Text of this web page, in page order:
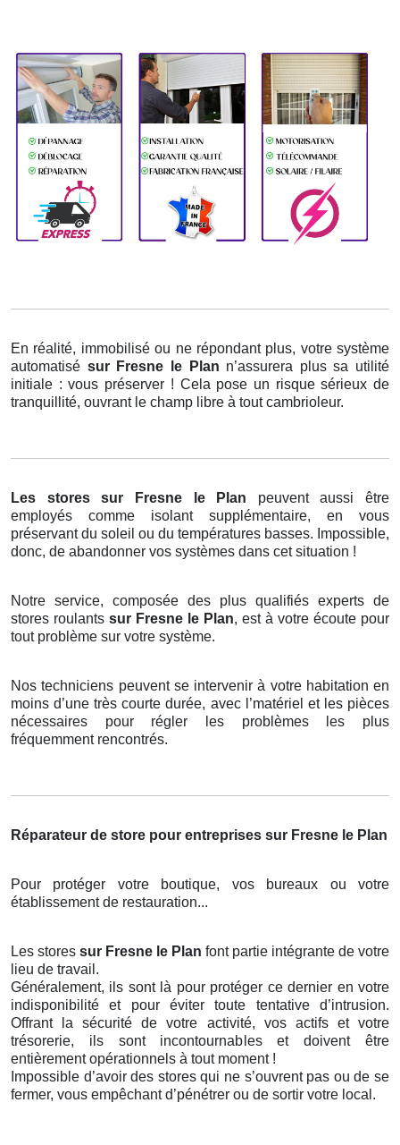
En réalité, immobilisé ou ne répondant plus, votre système
automatisé sur Fresne le Plan n’assurera plus sa utilité
initiale : vous préserver ! Cela pose un risque sérieux de
tranquillité, ouvrant le champ libre à tout cambrioleur.
Les stores sur Fresne le Plan peuvent aussi être
employés comme isolant supplémentaire, en vous
préservant du soleil ou du températures basses. Impossible,
donc, de abandonner vos systèmes dans cet situation !
Notre service, composée des plus qualifiés experts de
stores roulants sur Fresne le Plan, est à votre écoute pour
tout problème sur votre système.
Nos techniciens peuvent se intervenir à votre habitation en
moins d’une très courte durée, avec l’matériel et les pièces
nécessaires pour régler les problèmes les plus
fréquemment rencontrés.
Réparateur de store pour entreprises sur Fresne le Plan
Pour protéger votre boutique, vos bureaux ou votre
établissement de restauration...
Les stores sur Fresne le Plan font partie intégrante de votre
lieu de travail.
Généralement, ils sont là pour protéger ce dernier en votre
indisponibilité et pour éviter toute tentative d’intrusion.
Offrant la sécurité de votre activité, vos actifs et votre
trésorerie, ils sont incontournables et doivent être
entièrement opérationnels à tout moment !
Impossible d’avoir des stores qui ne s’ouvrent pas ou de se
fermer, vous empêchant d’pénétrer ou de sortir votre local.